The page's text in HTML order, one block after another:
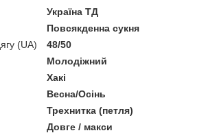
Україна ТД
Повсякденна сукня
(UA)
48/50
Молодіжний
Хакі
Весна/Осінь
Трехнитка (петля)
Довге / макси